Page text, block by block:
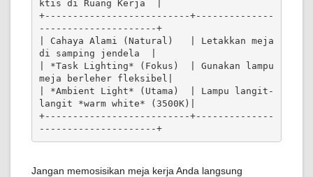
ktis di Ruang Kerja  |
+--------------------------+--------------
---------------------+
| Cahaya Alami (Natural)   | Letakkan meja
di samping jendela  |
| *Task Lighting* (Fokus)  | Gunakan lampu
meja berleher fleksibel|
| *Ambient Light* (Utama)  | Lampu langit-
langit *warm white* (3500K)|
+--------------------------+--------------
---------------------+
Jangan memosisikan meja kerja Anda langsung